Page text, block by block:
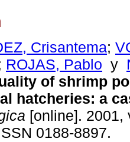
Crisantema;
ROJAS, Pablo y
of shrimp
hatcheries: a
[online]. 2001,
0188-8897.